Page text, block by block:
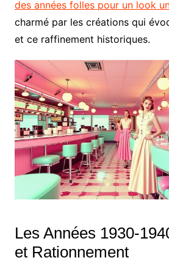
des années folles pour un look
charmé par les créations qui
et ce raffinement historiques.
Les Années 1930-
et Rationnement